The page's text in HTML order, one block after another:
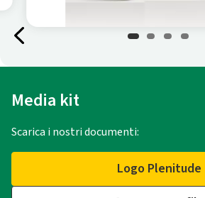
Media kit
Scarica i nostri documenti:
Logo Plenitude